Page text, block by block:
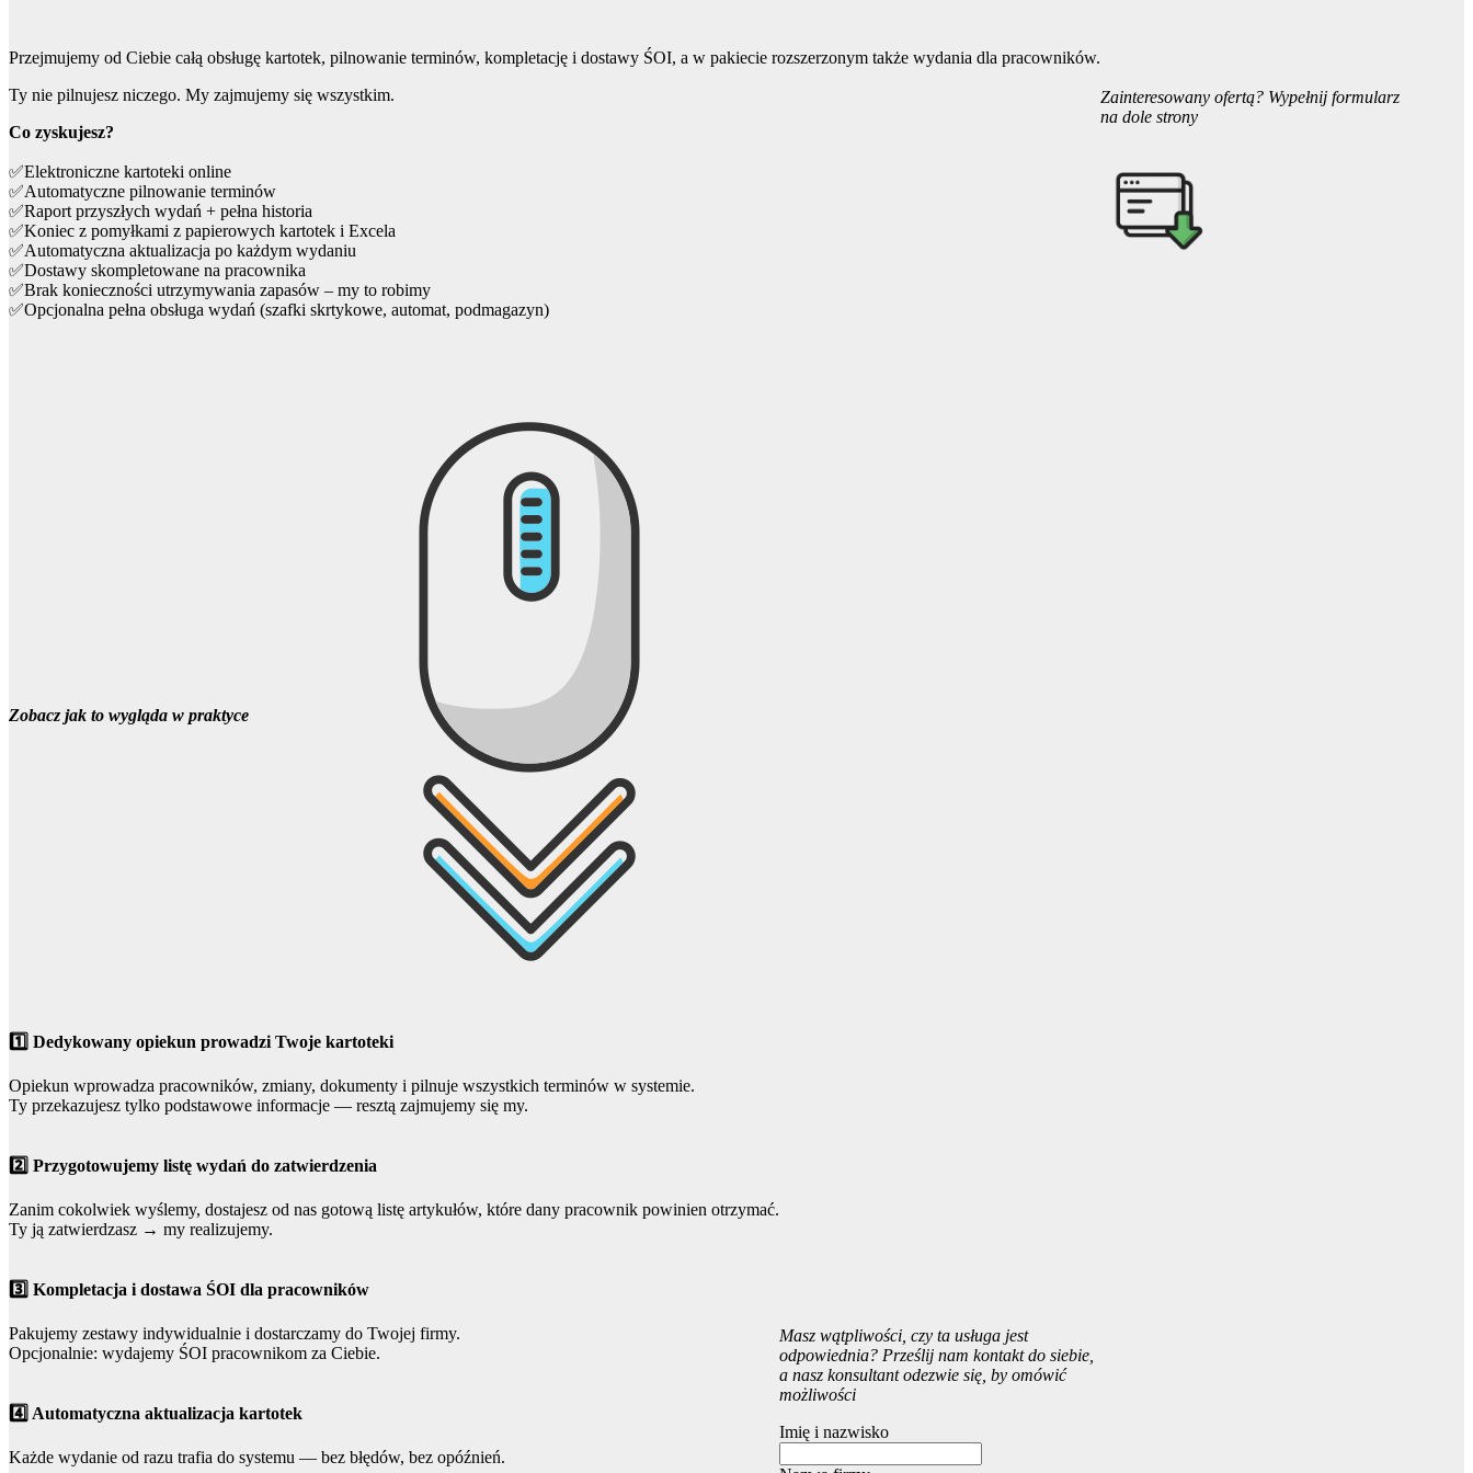
Przejmujemy od Ciebie całą obsługę kartotek, pilnowanie terminów, kompletację i dostawy ŚOI, a w pakiecie rozszerzonym także wydania dla pracowników.
Ty nie pilnujesz niczego. My zajmujemy się wszystkim.
Co zyskujesz?
✅Elektroniczne kartoteki online
✅Automatyczne pilnowanie terminów
✅Raport przyszłych wydań + pełna historia
✅Koniec z pomyłkami z papierowych kartotek i Excela
✅Automatyczna aktualizacja po każdym wydaniu
✅Dostawy skompletowane na pracownika
✅Brak konieczności utrzymywania zapasów – my to robimy
✅Opcjonalna pełna obsługa wydań (szafki skrtykowe, automat, podmagazyn)
Zainteresowany ofertą? Wypełnij formularz
na dole strony
Zobacz jak to wygląda w praktyce
1️⃣ Dedykowany opiekun prowadzi Twoje kartoteki
Opiekun wprowadza pracowników, zmiany, dokumenty i pilnuje wszystkich terminów w systemie.
Ty przekazujesz tylko podstawowe informacje — resztą zajmujemy się my.
2️⃣ Przygotowujemy listę wydań do zatwierdzenia
Zanim cokolwiek wyślemy, dostajesz od nas gotową listę artykułów, które dany pracownik powinien otrzymać.
Ty ją zatwierdzasz → my realizujemy.
3️⃣ Kompletacja i dostawa ŚOI dla pracowników
Pakujemy zestawy indywidualnie i dostarczamy do Twojej firmy.
Opcjonalnie: wydajemy ŚOI pracownikom za Ciebie.
4️⃣ Automatyczna aktualizacja kartotek
Każde wydanie od razu trafia do systemu — bez błędów, bez opóźnień.
Masz wątpliwości, czy ta usługa jest
odpowiednia? Prześlij nam kontakt do siebie,
a nasz konsultant odezwie się, by omówić
możliwości
Imię i nazwisko